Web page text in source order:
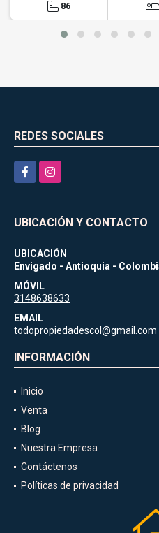
86
REDES SOCIALES
FacebookInstagram
UBICACIÓN
Envigado - Antioquia - Colombia
MÓVIL
3148638633
EMAIL
todopropiedadescol@gmail.com
Inicio
Venta
Blog
Nuestra Empresa
Contáctenos